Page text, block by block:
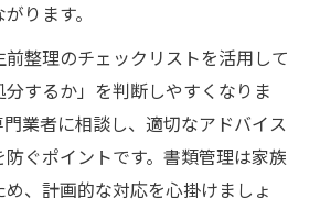
ります。
整理のチェックリストを活用して
分するか」を判断しやすくなりま
業者に相談し、適切なアドバイス
ぐポイントです。書類管理は家族
、計画的な対応を心掛けましょ